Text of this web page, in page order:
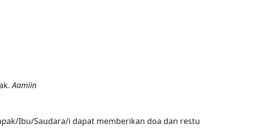
Aamiin
Ibu/Saudara/i dapat memberikan doa dan restu